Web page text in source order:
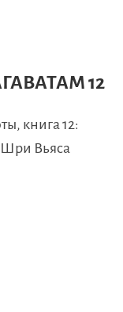
12
книга 12:
Шри Вьяса